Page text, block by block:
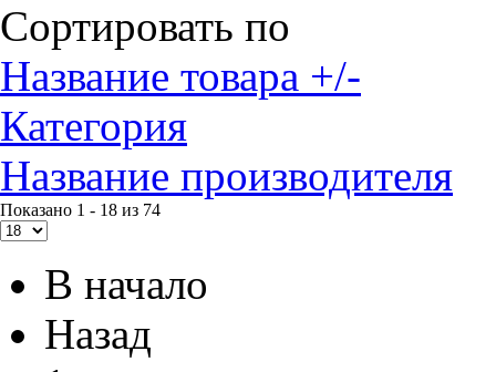
Сортировать по
Название товара +/-
Категория
Название производителя
Показано 1 - 18 из 74
В начало
Назад